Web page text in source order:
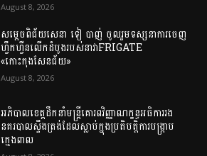
August 8, 2026
សម្តេចពិជ័យសេនា ទៀ បាញ់ ចូលរួមទស្សនាការចេញ
ហ្វឹកហ្វឺនលើកដំបូងរបស់នាវាFRIGATE
«កោះកុងសែនជ័យ»
August 8, 2026
អភិបាលខេត្តដឹកនាំមន្ត្រីគោរពវិញ្ញាណក្ខន្ធអធិការរង
នគរបាលស្ទឹងត្រង់ដែលស្លាប់ក្នុងប្រតិបត្តិការបង្ក្រាប
ក្មេងពាល